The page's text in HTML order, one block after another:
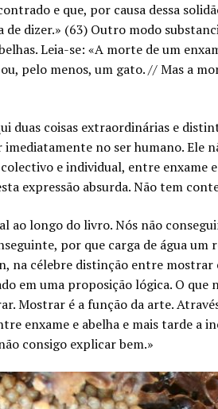
e que, por causa dessa
dizer.» (63) Outro modo
Leia-se: «A morte de um
pelo menos, um gato. // Mas a
coisas extraordinárias e
no ser humano. Ele
e individual, entre enxame
expressão absurda. Não tem
longo do livro. Nós não
por que carga de água um
célebre distinção entre mostrar
em uma proposição lógica. O que
Mostrar é a função da arte.
enxame e abelha e mais tarde a
consigo explicar bem.»